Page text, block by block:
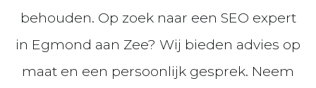
behouden. Op zoek naar een SEO expert
in Egmond aan Zee? Wij bieden advies op
maat en een persoonlijk gesprek. Neem